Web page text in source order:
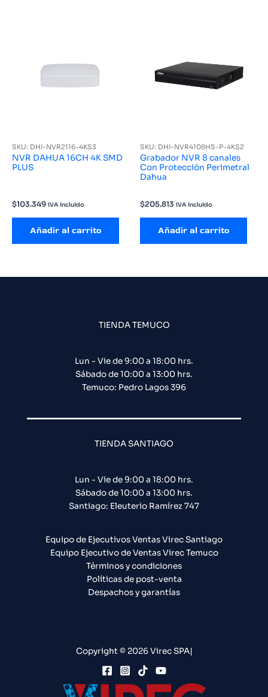
SKU: DHI-NVR2116-4KS3
NVR DAHUA 16CH 4K SMD
PLUS
$103.349 IVA incluido
Añadir al carrito
SKU: DHI-NVR4108HS-P-4KS2
Grabador NVR 8 canales
Con Protección Perimetral
Dahua
$205.813 IVA incluido
Añadir al carrito
TIENDA TEMUCO
Lun - Vie de 9:00 a 18:00 hrs.
Sábado de 10:00 a 13:00 hrs.
Temuco: Pedro Lagos 396
TIENDA SANTIAGO
Lun - Vie de 9:00 a 18:00 hrs.
Sábado de 10:00 a 13:00 hrs.
Santiago: Eleuterio Ramírez 747​
Equipo de Ejecutivos Ventas Virec Santiago
Equipo Ejecutivo de Ventas Virec Temuco
Términos y condiciones
Políticas de post-venta
Despachos y garantías
Copyright © 2026 Virec SPA|